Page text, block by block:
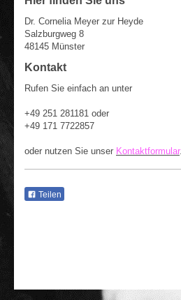
Dr. Cornelia Meyer zur Heyde
Salzburgweg 8
48145 Münster
Kontakt
Rufen Sie einfach an unter
+49 251 281181 oder
+49 171 7722857
oder nutzen Sie unser Kontaktformular.
Teilen